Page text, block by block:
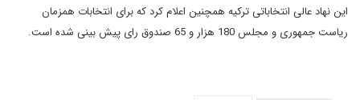
این نهاد عالی انتخاباتی ترکیه همچنین اعلام کرد که برای انتخابات همزمان
ریاست جمهوری و مجلس 180 هزار و 65 صندوق رای پیش بینی شده است.